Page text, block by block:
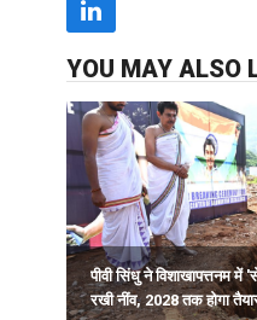
YOU MAY ALSO
पीवी सिंधु ने विशाखापत्तनम
रखी नींव, 2028 तक होगा